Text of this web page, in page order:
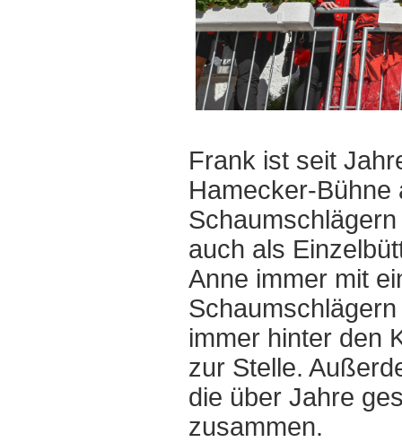
Frank ist seit
Hamecker-Bühne
auch als
Anne immer mit
immer hinter den
zur Stelle.
die über Jahre
zusammen.